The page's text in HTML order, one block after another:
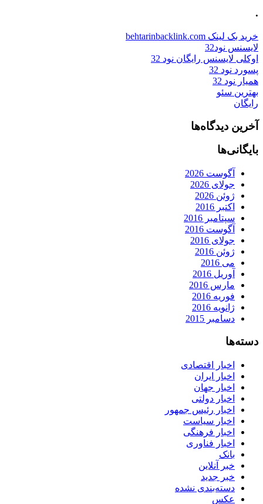
.
خرید بک لینک behtarinbacklink.com
لایسنس نود32
اوکلی لایسنس رایگان نود 32
پسورد نود 32
همیار نود 32
بهترین سئو
رایگان
آخرین دیدگاه‌ها
بایگانی‌ها
آگوست 2026
جولای 2026
ژوئن 2026
اکتبر 2016
سپتامبر 2016
آگوست 2016
جولای 2016
ژوئن 2016
می 2016
آوریل 2016
مارس 2016
فوریه 2016
ژانویه 2016
دسامبر 2015
دسته‌ها
اخبار اقتصادی
اخبار ایران
اخبار جهان
اخبار دولتی
اخبار رئیس جمهور
اخبار سیاست
اخبار فرهنگی
اخبار فناوری
بانک
خبر آنلاین
خبر جدید
دسته‌بندی نشده
عکس